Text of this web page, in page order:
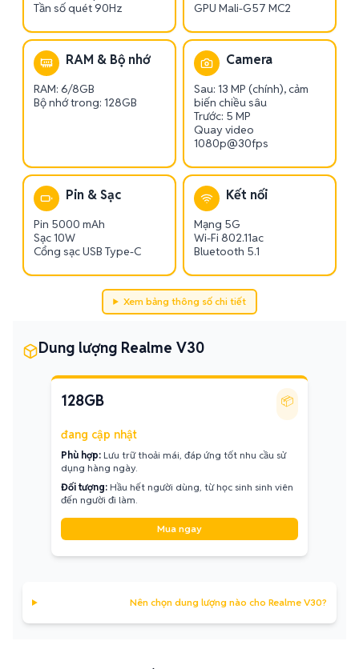
Tần số quét 90Hz
GPU Mali-G57 MC2
RAM & Bộ nhớ
RAM: 6/8GB
Bộ nhớ trong: 128GB
Camera
Sau: 13 MP (chính), cảm
biến chiều sâu
Trước: 5 MP
Quay video
1080p@30fps
Pin & Sạc
Pin 5000 mAh
Sạc 10W
Cổng sạc USB Type-C
Kết nối
Mạng 5G
Wi-Fi 802.11ac
Bluetooth 5.1
Xem bảng thông số chi tiết
Dung lượng Realme V30
128GB 📦
đang cập nhật
Phù hợp: Lưu trữ thoải mái, đáp ứng tốt nhu cầu sử
dụng hàng ngày.
Đối tượng: Hầu hết người dùng, từ học sinh sinh viên
đến người đi làm.
Mua ngay
Nên chọn dung lượng nào cho Realme V30?